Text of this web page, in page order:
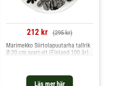
212 kr (295 kr)
Läs mer här
Marimekko Siirtolapuutarha tallrik
Ø 20 cm svart-vit (Finland 100 år)